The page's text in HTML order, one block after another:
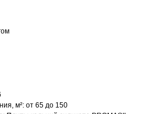
м²: от 65 до 150